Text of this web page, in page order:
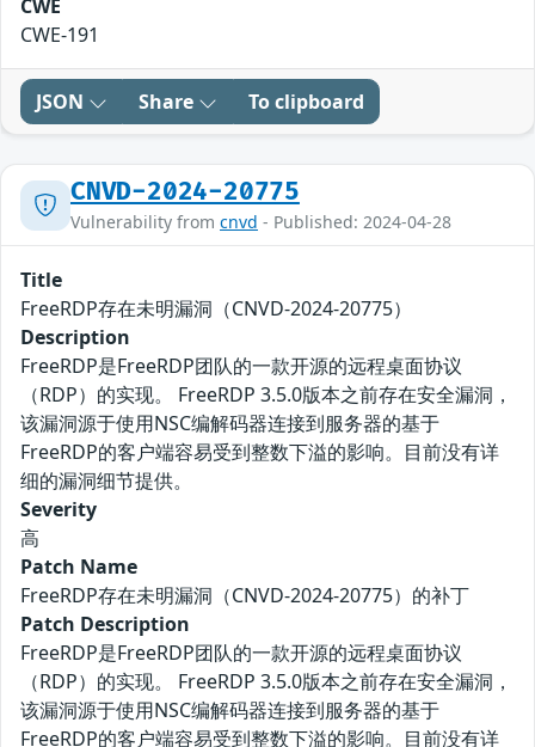
CWE
CWE-191
JSON Share To clipboard
CNVD-2024-20775
Vulnerability from cnvd - Published: 2024-04-28
Title
FreeRDP存在未明漏洞（CNVD-2024-20775）
Description
FreeRDP是FreeRDP团队的一款开源的远程桌面协议
（RDP）的实现。 FreeRDP 3.5.0版本之前存在安全漏洞，
该漏洞源于使用NSC编解码器连接到服务器的基于
FreeRDP的客户端容易受到整数下溢的影响。目前没有详
细的漏洞细节提供。
Severity
高
Patch Name
FreeRDP存在未明漏洞（CNVD-2024-20775）的补丁
Patch Description
FreeRDP是FreeRDP团队的一款开源的远程桌面协议
（RDP）的实现。 FreeRDP 3.5.0版本之前存在安全漏洞，
该漏洞源于使用NSC编解码器连接到服务器的基于
FreeRDP的客户端容易受到整数下溢的影响。目前没有详